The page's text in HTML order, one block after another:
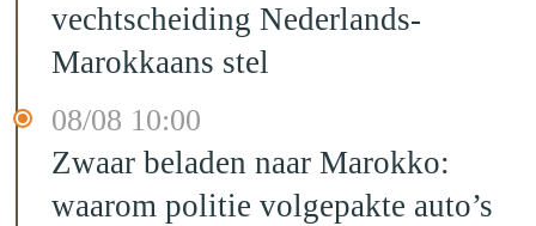
vechtscheiding Nederlands-
Marokkaans stel
08/08 10:00
Zwaar beladen naar Marokko:
waarom politie volgepakte auto’s